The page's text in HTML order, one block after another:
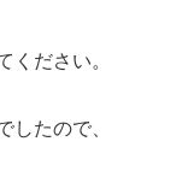
ください。
したので、